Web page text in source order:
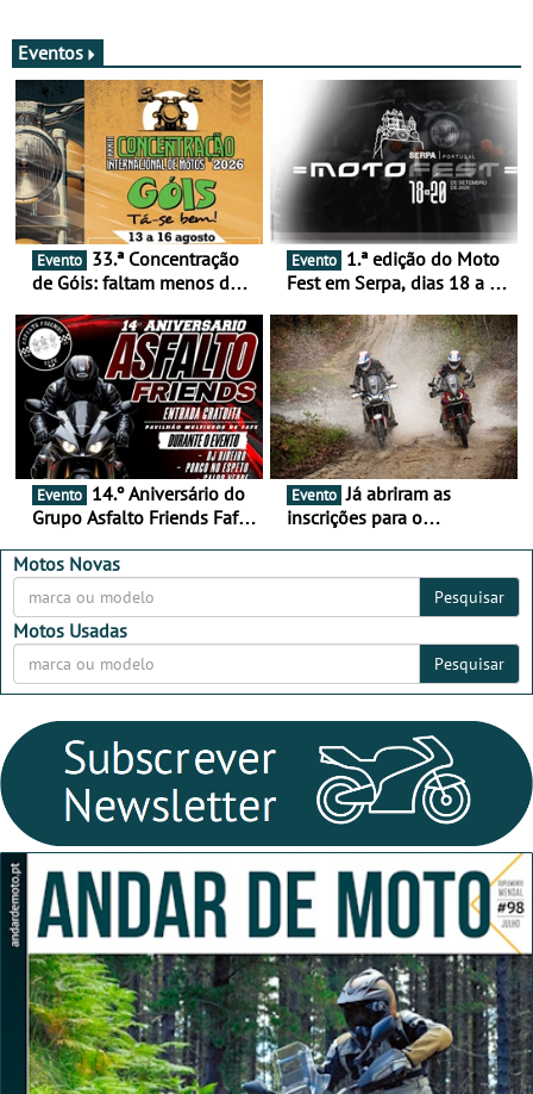
Eventos
Evento
de Góis: faltam menos de
16 de agosto
Evento
Fest em Serpa, dias 18 a 20
duas rodas invade o Baixo
Alentejo
Evento
Grupo Asfalto Friends Fafe,
2026
Evento Já abriram as
inscrições para o
Motos Novas
Pesquisar
Motos Usadas
Pesquisar